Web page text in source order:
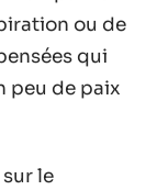
ou de
qui
peu de paix
le